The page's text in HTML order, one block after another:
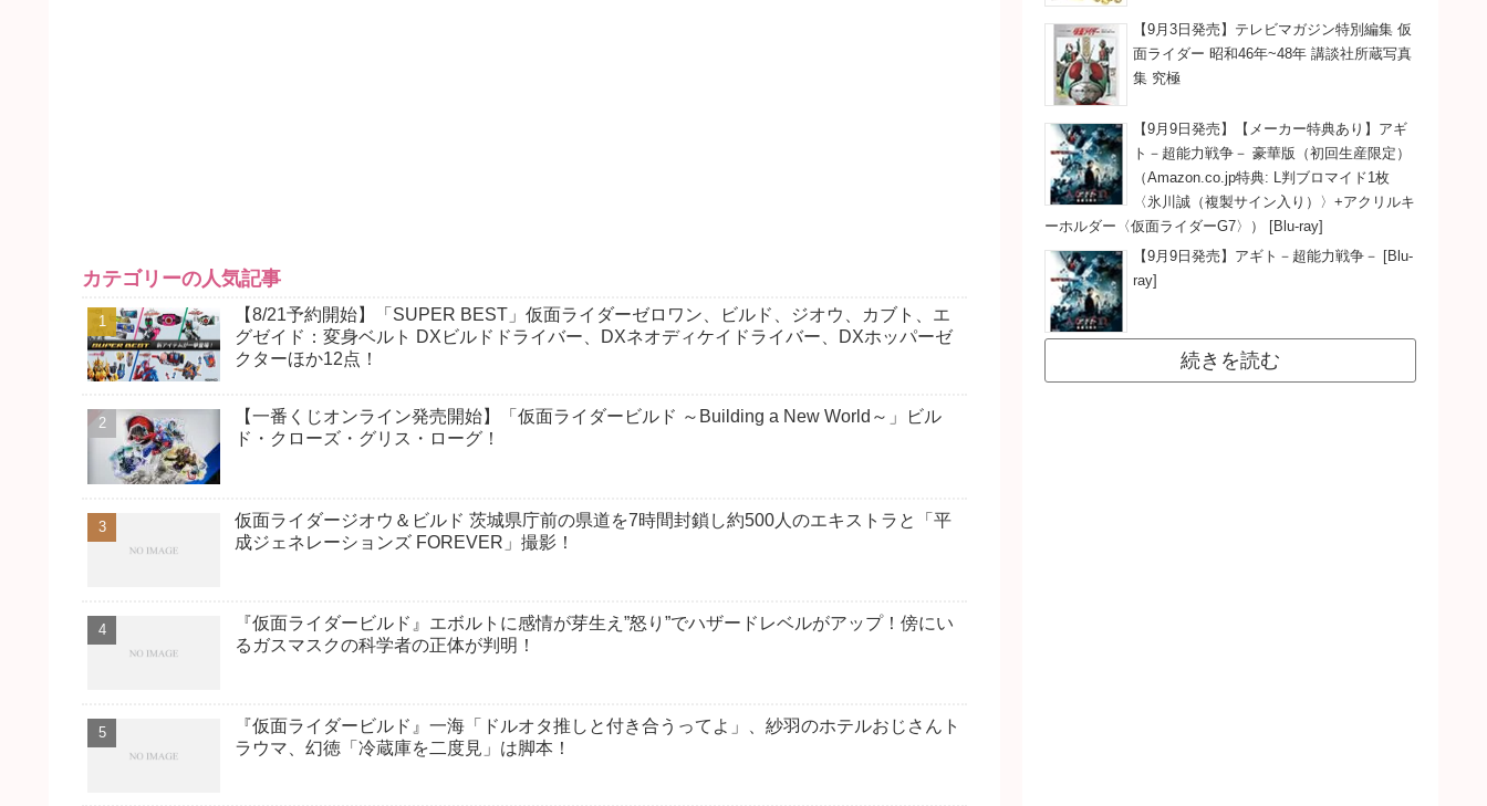
カテゴリーの人気記事
【8/21予約開始】「SUPER BEST」仮面ライダーゼロワン、ビルド、ジオウ、カブト、エ
グゼイド：変身ベルト DXビルドドライバー、DXネオディケイドライバー、DXホッパーゼ
クターほか12点！
【一番くじオンライン発売開始】「仮面ライダービルド ～Building a New World～」ビル
ド・クローズ・グリス・ローグ！
仮面ライダージオウ＆ビルド 茨城県庁前の県道を7時間封鎖し約500人のエキストラと「平
成ジェネレーションズ FOREVER」撮影！
『仮面ライダービルド』エボルトに感情が芽生え”怒り”でハザードレベルがアップ！傍にい
るガスマスクの科学者の正体が判明！
『仮面ライダービルド』一海「ドルオタ推しと付き合うってよ」、紗羽のホテルおじさんト
ラウマ、幻徳「冷蔵庫を二度見」は脚本！
【9月3日発売】テレビマガジン特別編集 仮
面ライダー 昭和46年~48年 講談社所蔵写真
集 究極
【9月9日発売】【メーカー特典あり】アギ
ト－超能力戦争－ 豪華版（初回生産限定）
（Amazon.co.jp特典: L判ブロマイド1枚
〈氷川誠（複製サイン入り）〉+アクリルキ
ーホルダー〈仮面ライダーG7〉） [Blu-ray]
【9月9日発売】アギト－超能力戦争－ [Blu-
ray]
続きを読む